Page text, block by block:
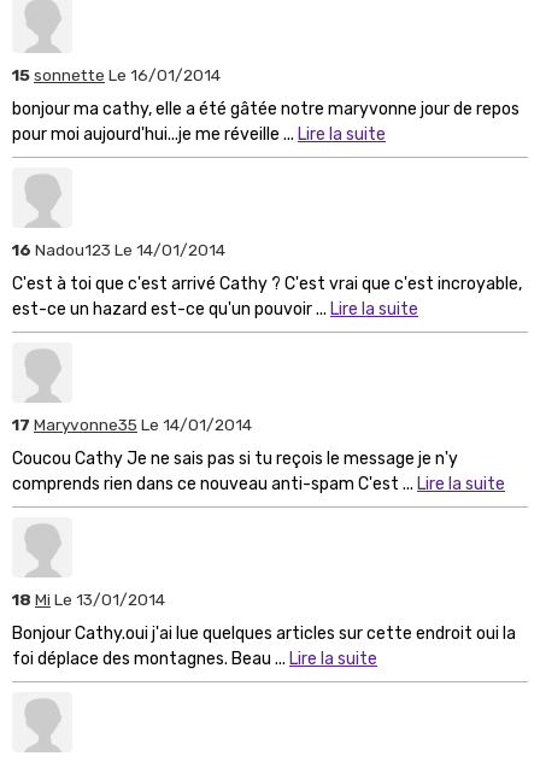
15sonnette Le 16/01/2014
bonjour ma cathy, elle a été gâtée notre maryvonne jour de repos
pour moi aujourd'hui...je me réveille ... Lire la suite
16 Nadou123 Le 14/01/2014
C'est à toi que c'est arrivé Cathy ? C'est vrai que c'est incroyable,
est-ce un hazard est-ce qu'un pouvoir ... Lire la suite
17 Maryvonne35 Le 14/01/2014
Coucou Cathy Je ne sais pas si tu reçois le message je n'y
comprends rien dans ce nouveau anti-spam C'est ... Lire la suite
18 Mi Le 13/01/2014
Bonjour Cathy.oui j'ai lue quelques articles sur cette endroit oui la
foi déplace des montagnes. Beau ... Lire la suite